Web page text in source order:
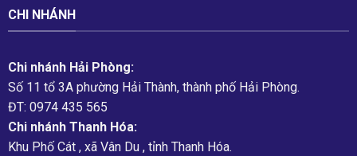
CHI NHÁNH
Chi nhánh Hải Phòng:
Số 11 tổ 3A phường Hải Thành, thành phố Hải Phòng.
ĐT: 0974 435 565
Chi nhánh Thanh Hóa:
Khu Phố Cát , xã Vân Du , tỉnh Thanh Hóa.